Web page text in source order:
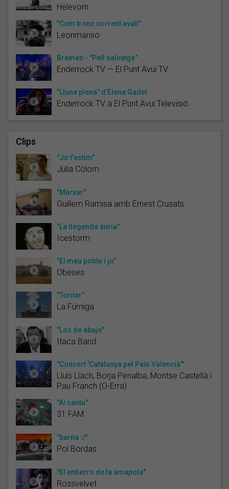
Helevorn
"Com tronc corrent avall"
Leonmanso
Bremen - "Pell salvatge"
Enderrock TV — El Punt Avui TV
"Lluna plena" d'Elena Gadel
Enderrock TV a El Punt Avui Televisió
Clips
"Jo t'estim"
Júlia Colom
"Marxar"
Guillem Ramisa amb Ernest Crusats
"La llegenda àuria"
Icestorm
"El meu poble i jo"
Obeses
"Tornar"
La Fúmiga
"Los de abajo"
Itaca Band
"Concert 'Catalunya pel País Valencià'"
Lluís Llach, Borja Penalba, Montse Castellà i
Pau Franch (O-Erra)
"Al cantu"
31 FAM
"barna :/"
Pol Bordas
"El entierro de la amapola"
Rossvelvet